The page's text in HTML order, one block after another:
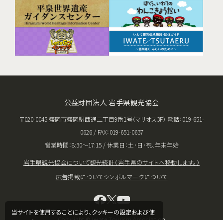
当サイトを使用することにより、クッキーの設定および使
公益財団法人 岩手県観光協会
〒020-0045 盛岡市盛岡駅西通二丁目9番1号（マリオス3F） 電話：019-651-
0626 / FAX：019-651-0637
営業時間：8:30〜17:15 / 休業日：土･日･祝、年末年始
岩手県観光協会について観光統計（岩手県のサイトへ移動します。）
広告掲載についてシンボルマークについて